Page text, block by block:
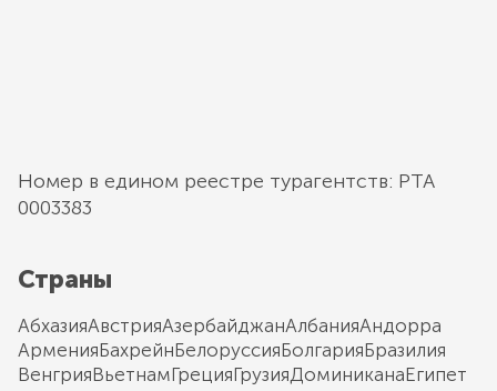
Номер в едином реестре турагентств: РТА
0003383
Страны
АбхазияАвстрияАзербайджанАлбанияАндорра
АрменияБахрейнБелоруссияБолгарияБразилия
ВенгрияВьетнамГрецияГрузияДоминиканаЕгипет